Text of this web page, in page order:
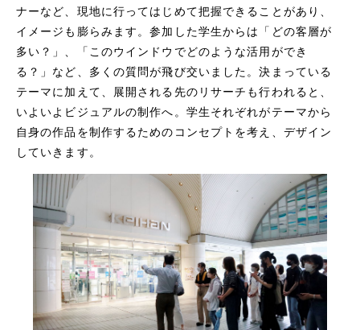
ナーなど、現地に行ってはじめて把握できることがあり、
イメージも膨らみます。参加した学生からは「どの客層が
多い？」、「このウインドウでどのような活用ができ
る？」など、多くの質問が飛び交いました。決まっている
テーマに加えて、展開される先のリサーチも行われると、
いよいよビジュアルの制作へ。学生それぞれがテーマから
自身の作品を制作するためのコンセプトを考え、デザイン
していきます。